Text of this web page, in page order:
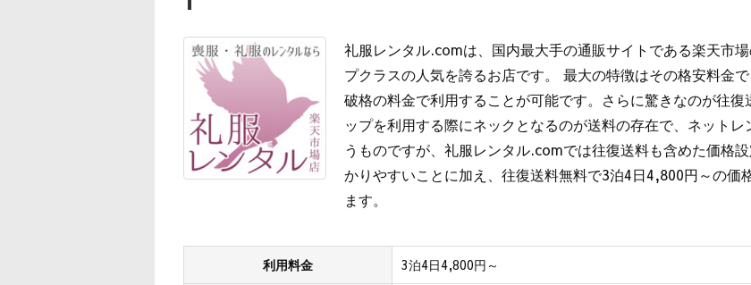
礼服レンタル.comは、国内最大手の通販サイトである楽天市
プクラスの人気を誇るお店です。 最大の特徴はその格安料金
破格の料金で利用することが可能です。さらに驚きなのが往
ップを利用する際にネックとなるのが送料の存在で、ネット
うものですが、礼服レンタル.comでは往復送料も含めた価格
かりやすいことに加え、往復送料無料で3泊4日4,800円～の価
ます。
利用料金 3泊4日4,800円～